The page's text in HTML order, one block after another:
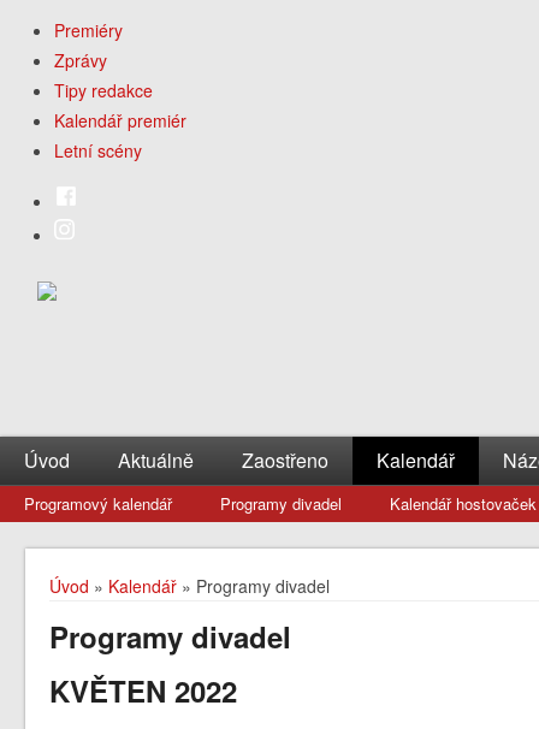
Premiéry
Zprávy
Tipy redakce
Kalendář premiér
Letní scény
Úvod Aktuálně Zaostřeno Kalendář
Programový kalendář Programy divadel Kalendář hostovaček
Úvod » Kalendář » Programy divadel
Programy divadel
KVĚTEN 2022